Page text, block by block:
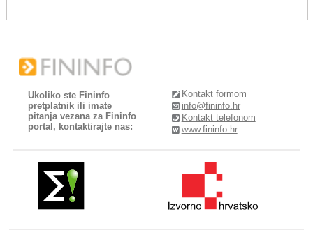
Ukoliko ste Fininfo
pretplatnik ili imate
pitanja vezana za Fininfo
portal, kontaktirajte nas:
Kontakt formom
info@fininfo.hr
Kontakt telefonom
www.fininfo.hr